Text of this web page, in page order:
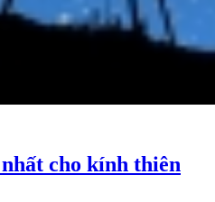
cho kính thiên